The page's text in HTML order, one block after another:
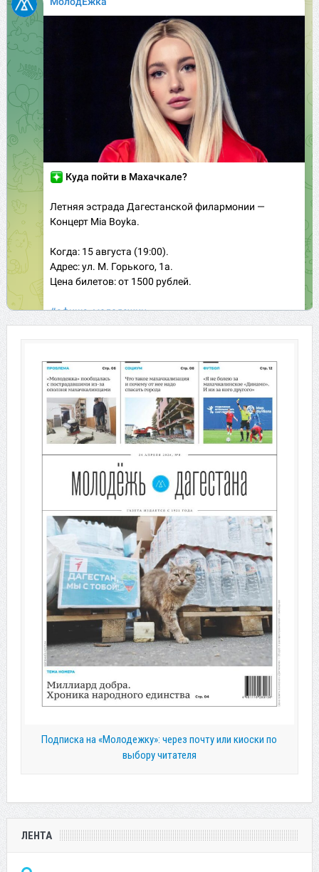
Подписка на «Молодежку»: через почту или киоски по
выбору читателя
ЛЕНТА